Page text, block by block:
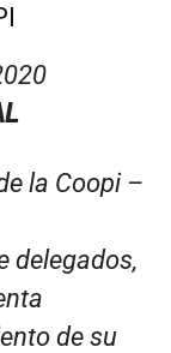
la Coopi –
delegados,
de su